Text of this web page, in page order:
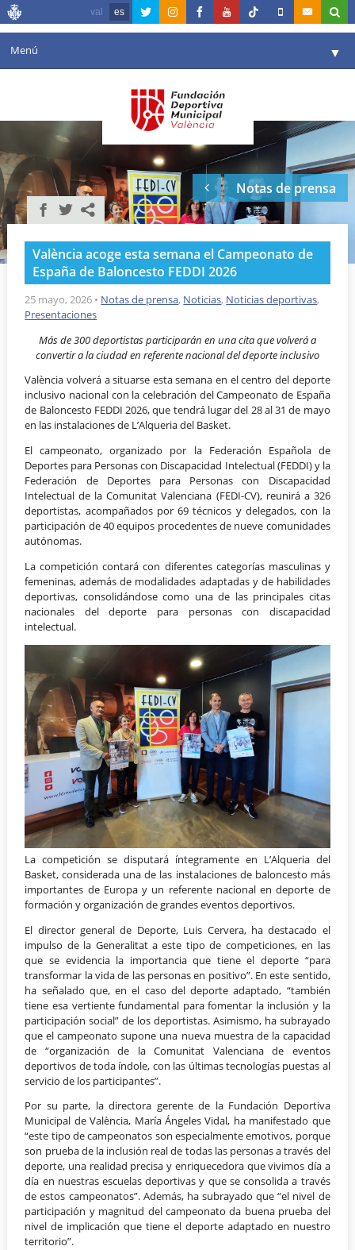
val es
Menú ▼
Agenda
Instalaciones ▼
Comunicación ▼
Valencia en deporte
Portal de Transparencia
Reservas
Notas de prensa
València acoge esta semana el Campeonato de
España de Baloncesto FEDDI 2026
25 mayo, 2026 • Notas de prensa, Noticias, Noticias deportivas,
Presentaciones
Más de 300 deportistas participarán en una cita que volverá a
convertir a la ciudad en referente nacional del deporte inclusivo
València volverá a situarse esta semana en el centro del deporte
inclusivo nacional con la celebración del Campeonato de España
de Baloncesto FEDDI 2026, que tendrá lugar del 28 al 31 de mayo
en las instalaciones de L’Alqueria del Basket.
El campeonato, organizado por la Federación Española de
Deportes para Personas con Discapacidad Intelectual (FEDDI) y la
Federación de Deportes para Personas con Discapacidad
Intelectual de la Comunitat Valenciana (FEDI-CV), reunirá a 326
deportistas, acompañados por 69 técnicos y delegados, con la
participación de 40 equipos procedentes de nueve comunidades
autónomas.
La competición contará con diferentes categorías masculinas y
femeninas, además de modalidades adaptadas y de habilidades
deportivas, consolidándose como una de las principales citas
nacionales del deporte para personas con discapacidad
intelectual.
La competición se disputará íntegramente en L’Alqueria del
Basket, considerada una de las instalaciones de baloncesto más
importantes de Europa y un referente nacional en deporte de
formación y organización de grandes eventos deportivos.
El director general de Deporte, Luis Cervera, ha destacado el
impulso de la Generalitat a este tipo de competiciones, en las
que se evidencia la importancia que tiene el deporte “para
transformar la vida de las personas en positivo”. En este sentido,
ha señalado que, en el caso del deporte adaptado, “también
tiene esa vertiente fundamental para fomentar la inclusión y la
participación social” de los deportistas. Asimismo, ha subrayado
que el campeonato supone una nueva muestra de la capacidad
de “organización de la Comunitat Valenciana de eventos
deportivos de toda índole, con las últimas tecnologías puestas al
servicio de los participantes”.
Por su parte, la directora gerente de la Fundación Deportiva
Municipal de València, María Ángeles Vidal, ha manifestado que
“este tipo de campeonatos son especialmente emotivos, porque
son prueba de la inclusión real de todas las personas a través del
deporte, una realidad precisa y enriquecedora que vivimos día a
día en nuestras escuelas deportivas y que se consolida a través
de estos campeonatos”. Además, ha subrayado que “el nivel de
participación y magnitud del campeonato da buena prueba del
nivel de implicación que tiene el deporte adaptado en nuestro
territorio”.